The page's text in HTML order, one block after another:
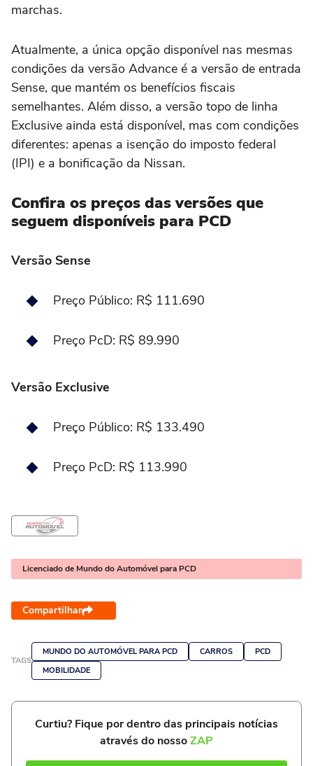
marchas.
Atualmente, a única opção disponível nas mesmas
condições da versão Advance é a versão de entrada
Sense, que mantém os benefícios fiscais
semelhantes. Além disso, a versão topo de linha
Exclusive ainda está disponível, mas com condições
diferentes: apenas a isenção do imposto federal
(IPI) e a bonificação da Nissan.
Confira os preços das versões que
seguem disponíveis para PCD
Versão Sense
Preço Público: R$ 111.690
Preço PcD: R$ 89.990
Versão Exclusive
Preço Público: R$ 133.490
Preço PcD: R$ 113.990
Licenciado de Mundo do Automóvel para PCD
Compartilhar
TAGS
MUNDO DO AUTOMÓVEL PARA PCD CARROS
PCD
MOBILIDADE
Curtiu? Fique por dentro das principais notícias
através do nossoZAP